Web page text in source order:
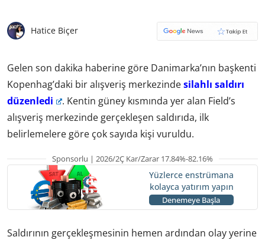
Hatice Biçer
Gelen son dakika haberine göre Danimarka’nın başkenti
Kopenhag’daki bir alışveriş merkezindesilahlı saldırı
düzenledi
. Kentin güney kısmında yer alan Field’s
alışveriş merkezinde gerçekleşen saldırıda, ilk
belirlemelere göre çok sayıda kişi vuruldu.
Sponsorlu | 2026/2Ç Kar/Zarar 17.84%-82.16%
Yüzlerce enstrümana
kolayca yatırım yapın
Denemeye Başla
Saldırının gerçekleşmesinin hemen ardından olay yerine